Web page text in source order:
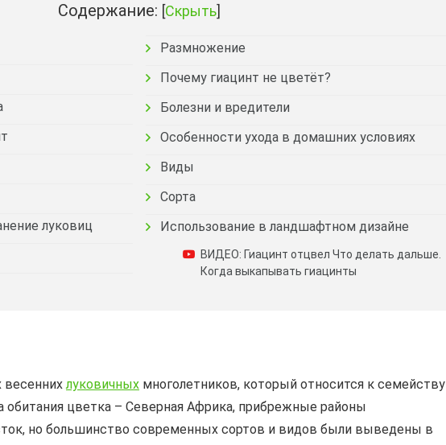
Содержание: [Скрыть]
луковиц
Размножение
Почему гиацинт не цветёт?
Болезни и вредители
Особенности ухода в домашних условиях
Виды
Сорта
Использование в ландшафтном дизайне
ВИДЕО: Гиацинт отцвел Что делать дальше.
Когда выкапывать гиацинты
весеннихлуковичных многолетников, который относится к семейству
обитания цветка – Северная Африка, прибрежные районы
но большинство современных сортов и видов были выведены в